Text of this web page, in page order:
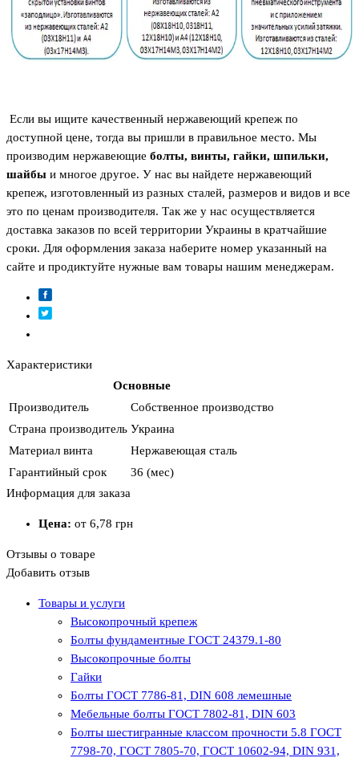
Если вы ищите качественный нержавеющий крепеж по
доступной цене, тогда вы пришли в правильное место. Мы
производим нержавеющие болты, винты, гайки, шпильки,
шайбы и многое другое. У нас вы найдете нержавеющий
крепеж, изготовленный из разных сталей, размеров и видов и все
это по ценам производителя. Так же у нас осуществляется
доставка заказов по всей территории Украины в кратчайшие
сроки. Для оформления заказа наберите номер указанный на
сайте и продиктуйте нужные вам товары нашим менеджерам.
Характеристики
Основные
Производитель
Собственное производство
Страна производитель Украина
Материал винта
Нержавеющая сталь
Гарантийный срок
36 (мес)
Информация для заказа
Цена: от 6,78 грн
Отзывы о товаре
Добавить отзыв
Товары и услуги
Высокопрочный крепеж
Болты фундаментные ГОСТ 24379.1-80
Высокопрочные болты
Гайки
Болты ГОСТ 7786-81, DIN 608 лемешные
Мебельные болты ГОСТ 7802-81, DIN 603
Болты шестигранные классом прочности 5.8 ГОСТ
7798-70, ГОСТ 7805-70, ГОСТ 10602-94, DIN 931,